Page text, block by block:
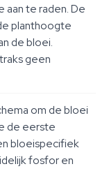
aan te raden. De
planthoogte
de bloei.
geen
om de bloei
de eerste
bloeispecifiek
fosfor en